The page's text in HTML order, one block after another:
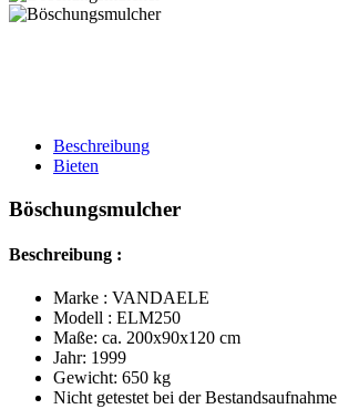
Beschreibung
Bieten
Böschungsmulcher
Beschreibung :
Marke : VANDAELE
Modell : ELM250
Maße: ca. 200x90x120 cm
Jahr: 1999
Gewicht: 650 kg
Nicht getestet bei der Bestandsaufnahme